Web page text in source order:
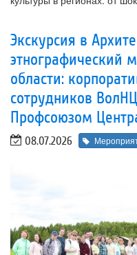
Экскурсия в
этнографический
области:
сотрудников
Профсоюзом
08.07.2026